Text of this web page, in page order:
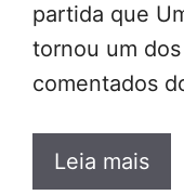
partida que
tornou um
comentados
Leia mais